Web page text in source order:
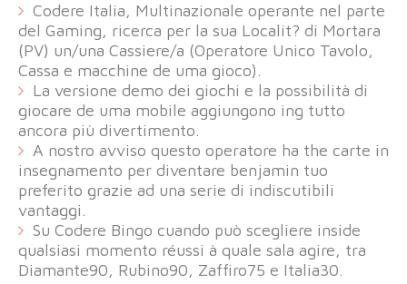
Codere Italia, Multinazionale operante nel parte
del Gaming, ricerca per la sua Localit? di Mortara
(PV) un/una Cassiere/a (Operatore Unico Tavolo,
Cassa e macchine de uma gioco).
La versione demo dei giochi e la possibilità di
giocare de uma mobile aggiungono ing tutto
ancora più divertimento.
A nostro avviso questo operatore ha the carte in
insegnamento per diventare benjamin tuo
preferito grazie ad una serie di indiscutibili
vantaggi.
Su Codere Bingo cuando può scegliere inside
qualsiasi momento réussi à quale sala agire, tra
Diamante90, Rubino90, Zaffiro75 e Italia30.